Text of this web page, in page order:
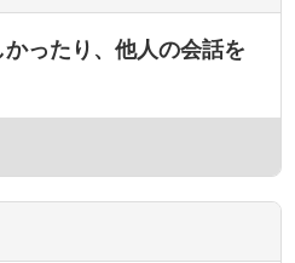
ったり、他人の会話を